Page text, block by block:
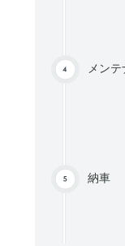
メン
納車